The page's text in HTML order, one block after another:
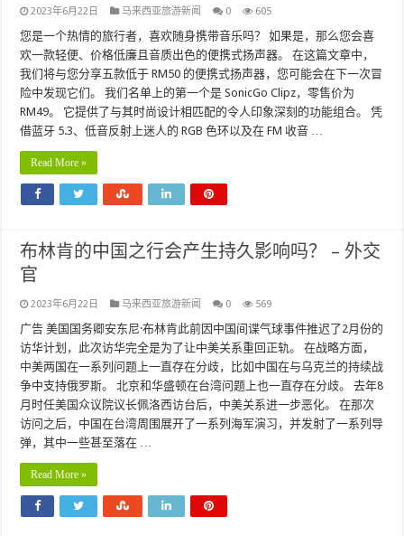
2023年6月22日 马来西亚旅游新闻 0 605
您是一个热情的旅行者，喜欢随身携带音乐吗？ 如果是，那么您会喜
欢一款轻便、价格低廉且音质出色的便携式扬声器。 在这篇文章中，
我们将与您分享五款低于 RM50 的便携式扬声器，您可能会在下一次冒
险中发现它们。 我们名单上的第一个是 SonicGo Clipz，零售价为
RM49。 它提供了与其时尚设计相匹配的令人印象深刻的功能组合。 凭
借蓝牙 5.3、低音反射上迷人的 RGB 色环以及在 FM 收音 …
Read More »
布林肯的中国之行会产生持久影响吗？ – 外交
官
2023年6月22日 马来西亚旅游新闻 0 569
广告 美国国务卿安东尼·布林肯此前因中国间谍气球事件推迟了2月份的
访华计划，此次访华完全是为了让中美关系重回正轨。 在战略方面，
中美两国在一系列问题上一直存在分歧，比如中国在与乌克兰的持续战
争中支持俄罗斯。 北京和华盛顿在台湾问题上也一直存在分歧。 去年8
月时任美国众议院议长佩洛西访台后，中美关系进一步恶化。 在那次
访问之后，中国在台湾周围展开了一系列海军演习，并发射了一系列导
弹，其中一些甚至落在 …
Read More »